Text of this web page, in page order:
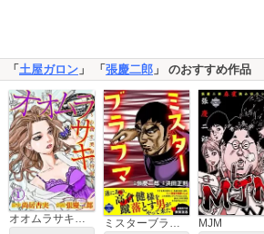
「 土屋ガロン 」 「 張慶二郎 」 のおすすめ作品
オオムラサキ～心潤す美容外科医～ ミスターブラフマン MJM